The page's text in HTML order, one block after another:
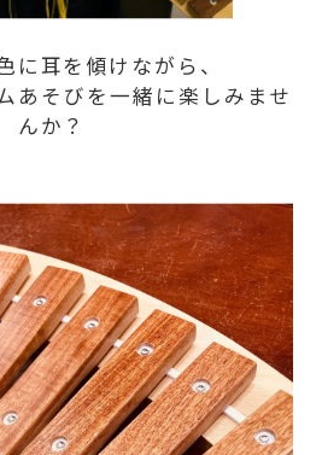
に耳を傾けながら、
あそびを一緒に楽しみませ
んか？